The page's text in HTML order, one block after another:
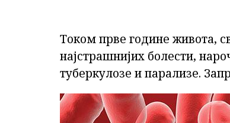
Током прве године живота,
најстрашнијих болести,
туберкулозе и парализе.